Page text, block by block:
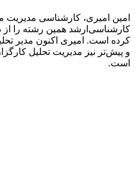
امین امیری، کارشناسی مدیریت
کارشناسی‌ارشد همین رشته را از
کرده است. ‏امیری اکنون مدیر
و پیش‌تر نیز مدیریت تحلیل
‏است.